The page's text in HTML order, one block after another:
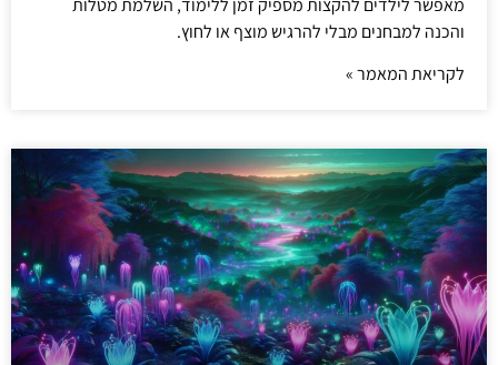
מאפשר לילדים להקצות מספיק זמן ללימוד, השלמת מטלות
והכנה למבחנים מבלי להרגיש מוצף או לחוץ.
לקריאת המאמר »